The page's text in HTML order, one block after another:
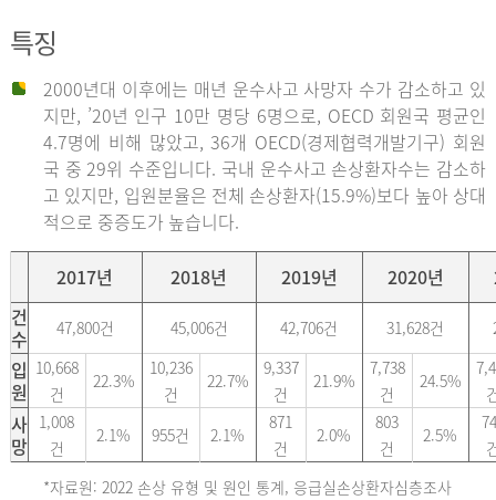
특징
2000년대 이후에는 매년 운수사고 사망자 수가 감소하고 있
지만, ’20년 인구 10만 명당 6명으로, OECD 회원국 평균인
4.7명에 비해 많았고, 36개 OECD(경제협력개발기구) 회원
국 중 29위 수준입니다. 국내 운수사고 손상환자수는 감소하
고 있지만, 입원분율은 전체 손상환자(15.9%)보다 높아 상대
적으로 중증도가 높습니다.
2017년 2018년 2019년 2020년
건
수
47,800건 45,006건 42,706건 31,628건
입
원
10,668
건
22.3%
10,236
건
22.7%
9,337
건
21.9%
7,738
건
24.5%
사
망
1,008
건
2.1% 955건 2.1%
871
건
2.0%
803
건
2.5%
*자료원: 2022 손상 유형 및 원인 통계, 응급실손상환자심층조사